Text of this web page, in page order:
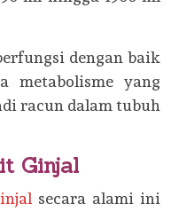
dengan baik
metabolisme yang
racun dalam tubuh
Ginjal
secara alami ini